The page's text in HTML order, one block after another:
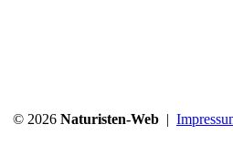
© 2026 Naturisten-Web |